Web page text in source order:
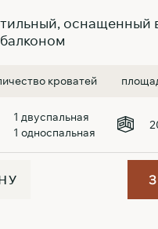
оснащенный
кроватей
1 двуспальная
1 односпальная
У З